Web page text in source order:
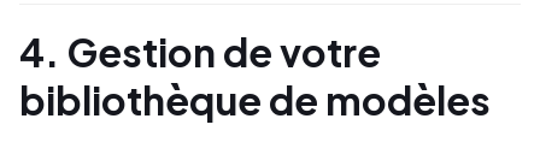
4. Gestion de votre
bibliothèque de modèles